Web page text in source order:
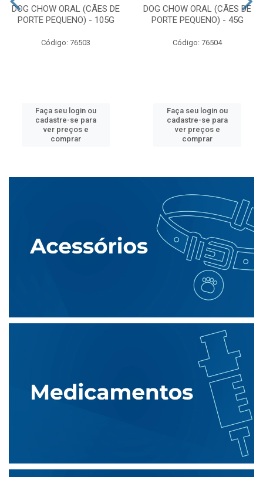
DOG CHOW ORAL (CÃES DE
PORTE PEQUENO) - 105G
Código: 76503
Faça seu login ou
cadastre-se para
ver preços e
comprar
DOG CHOW ORAL (CÃES DE
PORTE PEQUENO) - 45G
Código: 76504
Faça seu login ou
cadastre-se para
ver preços e
comprar